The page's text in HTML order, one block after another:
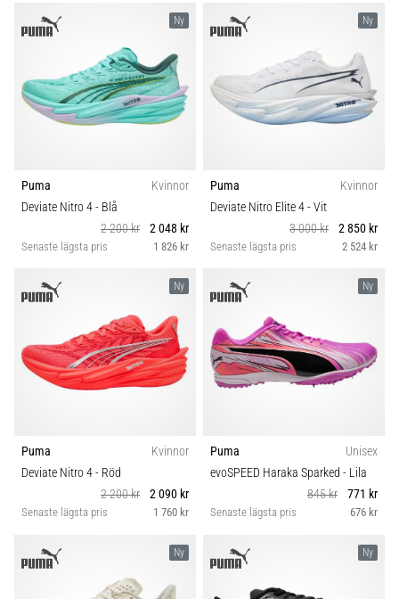
Ny
Puma
Kvinnor
Deviate Nitro 4- Blå
2 200 kr
2 048 kr
Senaste lägsta pris 1 826 kr
Ny
Puma
Kvinnor
Deviate Nitro Elite 4- Vit
3 000 kr
2 850 kr
Senaste lägsta pris 2 524 kr
Ny
Puma
Kvinnor
Deviate Nitro 4- Röd
2 200 kr
2 090 kr
Senaste lägsta pris 1 760 kr
Ny
Puma
Unisex
evoSPEED Haraka Sparked - Lila
845 kr
771 kr
Senaste lägsta pris 676 kr
Ny Ny